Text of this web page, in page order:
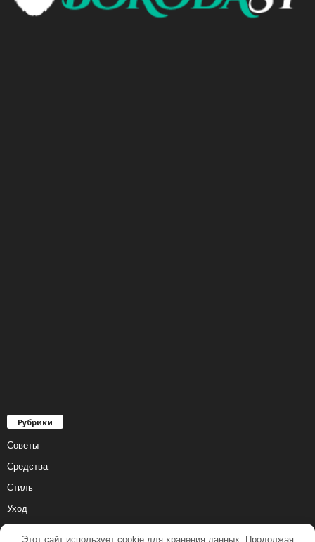
Рубрики
Советы
Средства
Стиль
Уход
Этот сайт использует cookie для хранения данных. Продолжая